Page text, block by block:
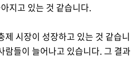
지고 있는 것 같습니다.
시장이 성장하고 있는 것 같습니
들이 늘어나고 있습니다. 그 결과